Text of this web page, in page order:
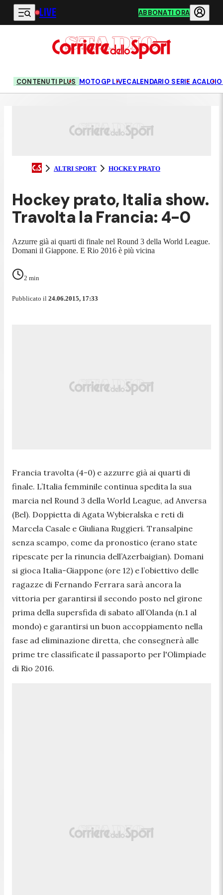
Vai al contenuto principale
LIVE ABBONATI ORA
CONTENUTI PLUS MOTOGP LIVECALENDARIO SERIE ACALCIO
ALTRI SPORT HOCKEY PRATO
Hockey prato, Italia show.
Travolta la Francia: 4-0
Azzurre già ai quarti di finale nel Round 3 della World League.
Domani il Giappone. E Rio 2016 è più vicina
2 min
Pubblicato il 24.06.2015, 17:33
Francia travolta (4-0) e azzurre già ai quarti di
finale. L’Italia femminile continua spedita la sua
marcia nel Round 3 della World League, ad Anversa
(Bel). Doppietta di Agata Wybieralska e reti di
Marcela Casale e Giuliana Ruggieri. Transalpine
senza scampo, come da pronostico (erano state
ripescate per la rinuncia dell’Azerbaigian). Domani
si gioca Italia-Giappone (ore 12) e l’obiettivo delle
ragazze di Fernando Ferrara sarà ancora la
vittoria per garantirsi il secondo posto nel girone
prima della supersfida di sabato all’Olanda (n.1 al
mondo) e garantirsi un buon accoppiamento nella
fase ad eliminazione diretta, che consegnerà alle
prime tre classificate il passaporto per l'Olimpiade
di Rio 2016.